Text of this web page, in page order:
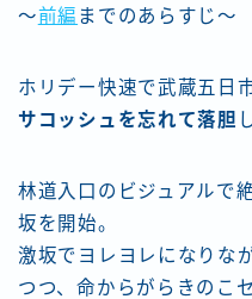
～前編 までのあらすじ～
ホリデー快速で武蔵五日
サコッシュを忘れて落胆
林道入口のビジュアルで
坂を開始。
激坂でヨレヨレになりな
つつ、命からがらきのこ